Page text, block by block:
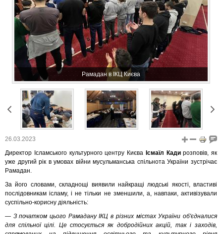
Рамадан в ІКЦ Києва
26.03.2023
Директор Ісламського культурного центру Києва Ісмаїл Кадирозповів, як
уже другий рік в умовах війни мусульманська спільнота України зустрічає
Рамадан.
За його словами, складнощі виявили найкращі людські якості, властиві
послідовникам ісламу, і не тільки не зменшили, а, навпаки, активізували
суспільно-корисну діяльність:
— З початком цього Рамадану ІКЦ в різних містах України об'єдналися
для спільної цілі. Це стосується як добродійних акцій, так і заходів,